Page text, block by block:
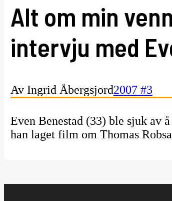
Alt om min
intervju med
Av Ingrid Åbergsjord2007 #3
Even Benestad (33) ble sjuk av
han laget film om Thomas